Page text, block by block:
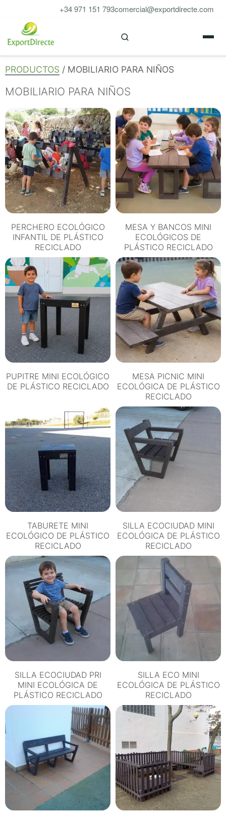
contenido
+34 971 151 793comercial@exportdirecte.com
PRODUCTOS / MOBILIARIO PARA NIÑOS
MOBILIARIO PARA NIÑOS
PERCHERO ECOLÓGICO
INFANTIL DE PLÁSTICO
RECICLADO
MESA Y BANCOS MINI
ECOLÓGICOS DE
PLÁSTICO RECICLADO
PUPITRE MINI ECOLÓGICO
DE PLÁSTICO RECICLADO
MESA PICNIC MINI
ECOLÓGICA DE PLÁSTICO
RECICLADO
TABURETE MINI
ECOLÓGICO DE PLÁSTICO
RECICLADO
SILLA ECOCIUDAD MINI
ECOLÓGICA DE PLÁSTICO
RECICLADO
SILLA ECOCIUDAD PRI
MINI ECOLÓGICA DE
PLÁSTICO RECICLADO
SILLA ECO MINI
ECOLÓGICA DE PLÁSTICO
RECICLADO